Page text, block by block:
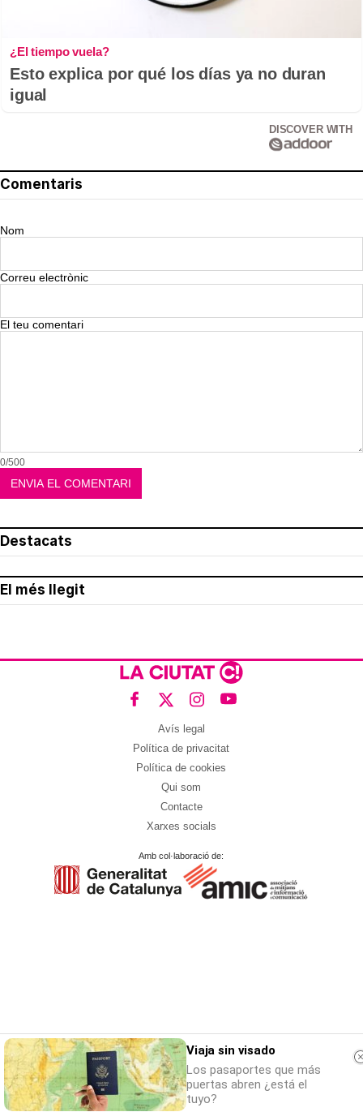
¿El tiempo vuela?
Esto explica por qué los días ya no duran
igual
DISCOVER WITH
Comentaris
Nom
Correu electrònic
El teu comentari
0/500
Destacats
El més llegit
Avís legal
Política de privacitat
Política de cookies
Qui som
Contacte
Xarxes socials
Amb col·laboració de:
Viaja sin visado
Los pasaportes que más
puertas abren ¿está el
tuyo?